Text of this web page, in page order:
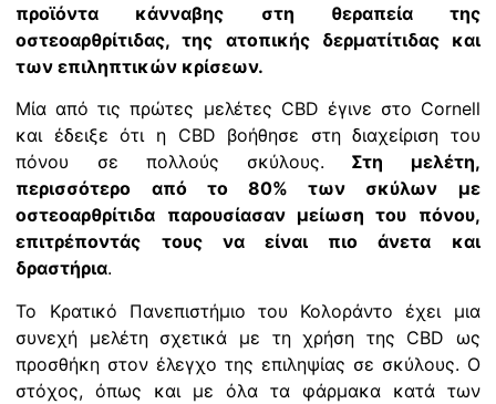
προϊόντα κάνναβης στη θεραπεία της
οστεοαρθρίτιδας, της ατοπικής δερματίτιδας και
των επιληπτικών κρίσεων.
Μία από τις πρώτες μελέτες CBD έγινε στο Cornell
και έδειξε ότι η CBD βοήθησε στη διαχείριση του
πόνου σε πολλούς σκύλους. Στη μελέτη,
περισσότερο από το 80% των σκύλων με
οστεοαρθρίτιδα παρουσίασαν μείωση του πόνου,
επιτρέποντάς τους να είναι πιο άνετα και
δραστήρια.
Το Κρατικό Πανεπιστήμιο του Κολοράντο έχει μια
συνεχή μελέτη σχετικά με τη χρήση της CBD ως
προσθήκη στον έλεγχο της επιληψίας σε σκύλους. Ο
στόχος, όπως και με όλα τα φάρμακα κατά των